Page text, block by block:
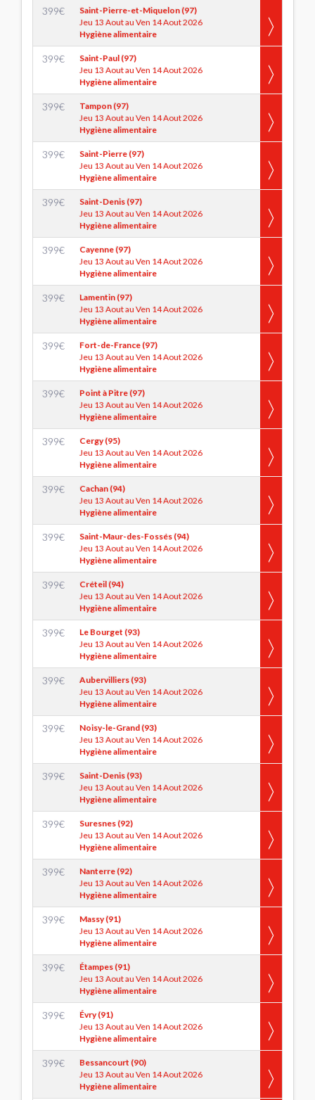
399€
Saint-Pierre-et-Miquelon (97)
Jeu 13 Aout au Ven 14 Aout 2026
Hygiène alimentaire
399€
Saint-Paul (97)
Jeu 13 Aout au Ven 14 Aout 2026
Hygiène alimentaire
399€
Tampon (97)
Jeu 13 Aout au Ven 14 Aout 2026
Hygiène alimentaire
399€
Saint-Pierre (97)
Jeu 13 Aout au Ven 14 Aout 2026
Hygiène alimentaire
399€
Saint-Denis (97)
Jeu 13 Aout au Ven 14 Aout 2026
Hygiène alimentaire
399€
Cayenne (97)
Jeu 13 Aout au Ven 14 Aout 2026
Hygiène alimentaire
399€
Lamentin (97)
Jeu 13 Aout au Ven 14 Aout 2026
Hygiène alimentaire
399€
Fort-de-France (97)
Jeu 13 Aout au Ven 14 Aout 2026
Hygiène alimentaire
399€
Point à Pitre (97)
Jeu 13 Aout au Ven 14 Aout 2026
Hygiène alimentaire
399€
Cergy (95)
Jeu 13 Aout au Ven 14 Aout 2026
Hygiène alimentaire
399€
Cachan (94)
Jeu 13 Aout au Ven 14 Aout 2026
Hygiène alimentaire
399€
Saint-Maur-des-Fossés (94)
Jeu 13 Aout au Ven 14 Aout 2026
Hygiène alimentaire
399€
Créteil (94)
Jeu 13 Aout au Ven 14 Aout 2026
Hygiène alimentaire
399€
Le Bourget (93)
Jeu 13 Aout au Ven 14 Aout 2026
Hygiène alimentaire
399€
Aubervilliers (93)
Jeu 13 Aout au Ven 14 Aout 2026
Hygiène alimentaire
399€
Noisy-le-Grand (93)
Jeu 13 Aout au Ven 14 Aout 2026
Hygiène alimentaire
399€
Saint-Denis (93)
Jeu 13 Aout au Ven 14 Aout 2026
Hygiène alimentaire
399€
Suresnes (92)
Jeu 13 Aout au Ven 14 Aout 2026
Hygiène alimentaire
399€
Nanterre (92)
Jeu 13 Aout au Ven 14 Aout 2026
Hygiène alimentaire
399€
Massy (91)
Jeu 13 Aout au Ven 14 Aout 2026
Hygiène alimentaire
399€
Étampes (91)
Jeu 13 Aout au Ven 14 Aout 2026
Hygiène alimentaire
399€
Évry (91)
Jeu 13 Aout au Ven 14 Aout 2026
Hygiène alimentaire
399€
Bessancourt (90)
Jeu 13 Aout au Ven 14 Aout 2026
Hygiène alimentaire